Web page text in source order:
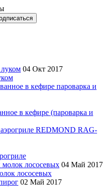
04 Окт 2017
в кефире (пароварка и
04 Май 2017
лососевых
02 Май 2017